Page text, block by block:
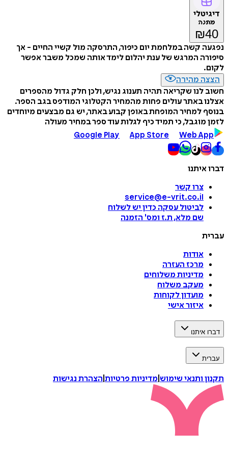
דיגיטלי
מתנה
₪40
נפגעה קשה במלחמת יום כיפור, התרסקה מול קשיי החיים - אך
סיפורה המרגש של ענת יהלום לימד אותה שמכל משבר אפשר
לקום.
הצצה מהירה
חשוב לנו שקריאה תהיה תענוג נגיש, ולכן חלק גדול מהספרים
אצלנו באתר עולים פחות מהמחיר הקטלוגי המודפס בגב הספר.
בנוסף למחיר המופחת באופן קבוע באתר, יש גם מבצעים מיוחדים
לזמן מוגבל, כי תמיד כיף לגלות עוד ספר במחיר מעולה
Google Play
App Store Web App
דברו איתנו
צרו קשר
service@e-vrit.co.il
לביטול עסקה כדין יש לשלוח
שם מלא, ת.ז ומס' הזמנה
עברית
אודות
מרכז העזרה
מדיניות משלוחים
מעקב משלוח
מועדון לקוחות
איזור אישי
דברו איתנו
עברית
תקנון ותנאי שימוש מדיניות פרטיות הצהרת נגישות